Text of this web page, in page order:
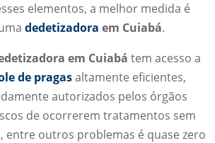
elementos, a melhor medida é
dedetizadora em Cuiabá.
em Cuiabá tem acesso a
de pragasaltamente eficientes,
autorizados pelos órgãos
de ocorrerem tratamentos sem
entre outros problemas é quase zero